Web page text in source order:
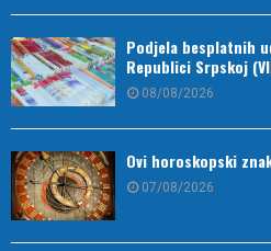
Podjela besplatnih
Republici Srpskoj
08/08/2026
Ovi horoskopski
07/08/2026